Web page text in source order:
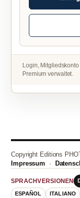
Login,
Premium verwaltet.
Copyright Editions
Impressum ·
SPRACHVERSIONEN
ESPAÑOL ITALIANO